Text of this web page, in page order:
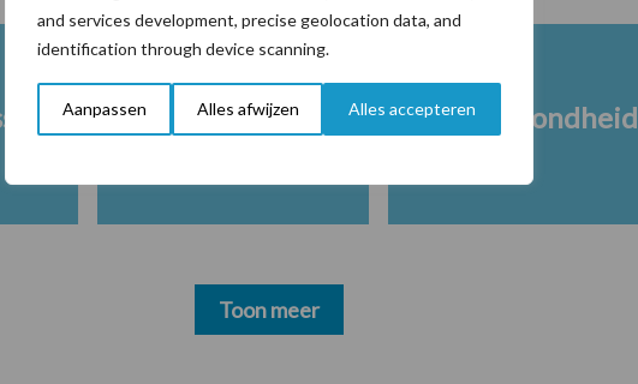
and services development, precise geolocation data, and
identification through device scanning.
Aanpassen Alles afwijzen Alles accepteren
Ketose Klauwgezondheid
Toon meer